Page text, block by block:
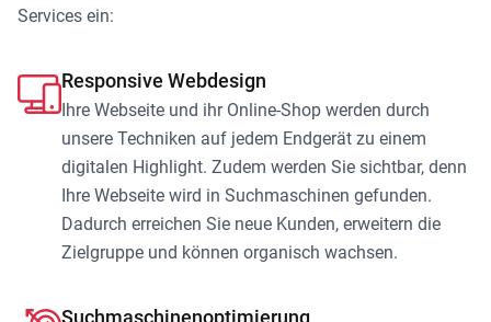
Services ein:
Responsive Webdesign
Ihre Webseite und ihr Online-Shop werden durch
unsere Techniken auf jedem Endgerät zu einem
digitalen Highlight. Zudem werden Sie sichtbar, denn
Ihre Webseite wird in Suchmaschinen gefunden.
Dadurch erreichen Sie neue Kunden, erweitern die
Zielgruppe und können organisch wachsen.